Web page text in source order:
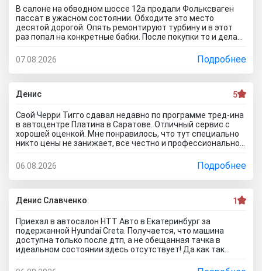
настаивать больше не стал, но очень интересно было, а
если бы я 5 тачек осмотреть захотел, на все 5 договора
бы писали? Бред полнейший..хорошо что в Челябинске
есть куча других автосалонов и этот с лживый автоцентр
можно спокойно объехать стороной.
В салоне на обводном шоссе 12а продали Фольксваген
пассат в ужасном состоянии. Обходите это место
десятой дорогой. Опять ремонтируют турбину и в этот
раз попал на конкретные бабки. После покупки то и делаю,
что все с машиной идеально, а сейчас ничего не могу
сделать по гарантийному ремонту. Аферисты хреновы! Я
когда спрашивают где купить автомобиль в Тольятти
говорю - где угодно но не в автосалоне М-Авто!
07.08.2026 Подробнее
Денис 5
Свой Черри Тигго сдавал недавно по программе тред-ина
в автоцентре Платина в Саратове. Отличный сервис с
хорошей оценкой. Мне понравилось, что тут специально
никто цены не занижает, все честно и профессионально.
предложили подготовку провести тут в салоне. Для
клиента это важно, самому возиться не надо. Сделали
все быстро и поставили нормальную цену. Теперь буду
ждать , пока тачку продадут, не сомневаюсь , что быстро
справятся так как тут работают профессионалы.
06.08.2026 Подробнее
Денис Славченко 1
Приехал в автосалон НТТ Авто в Екатеринбург за
подержанной Hyundai Creta. Получается, что машина
доступна только после дтп, а не обещанная тачка в
идеальном состоянии здесь отсутствует! Да как так
почти не ездила! Я ушел из салона, потому что мне такой